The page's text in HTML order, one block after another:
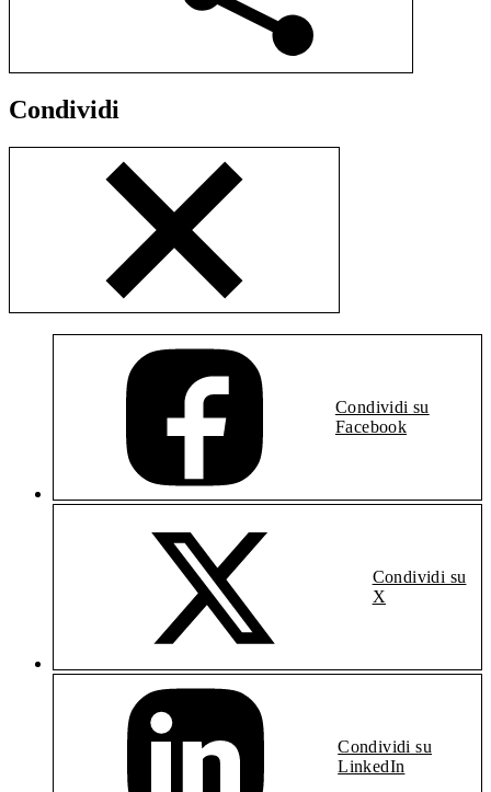
Condividi
Condividi su
Facebook
Condividi su
X
Condividi su
LinkedIn